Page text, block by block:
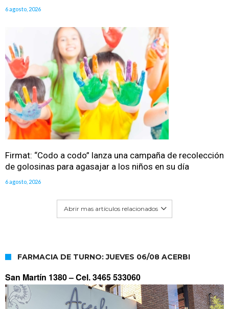
6 agosto, 2026
Firmat: “Codo a codo” lanza una campaña de recolección
de golosinas para agasajar a los niños en su día
6 agosto, 2026
Abrir mas artículos relacionados
FARMACIA DE TURNO: JUEVES 06/08 ACERBI
San Martín 1380 –Cel. 3465 533060